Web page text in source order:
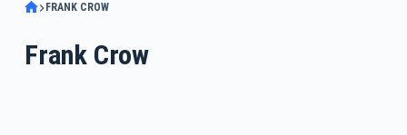
FRANK CROW
Frank Crow